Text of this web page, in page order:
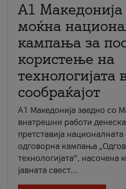
A1 Македонија
моќна
кампања за
користење на
технологијата
сообраќајот
A1 Македонија заедно со
внатрешни работи
претставија
одговорна кампања
технологијата“, насочена
јавната свест...